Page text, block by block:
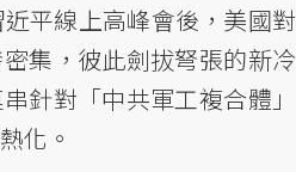
平線上高峰會後，美國對
集，彼此劍拔弩張的新冷
針對「中共軍工複合體」
化。